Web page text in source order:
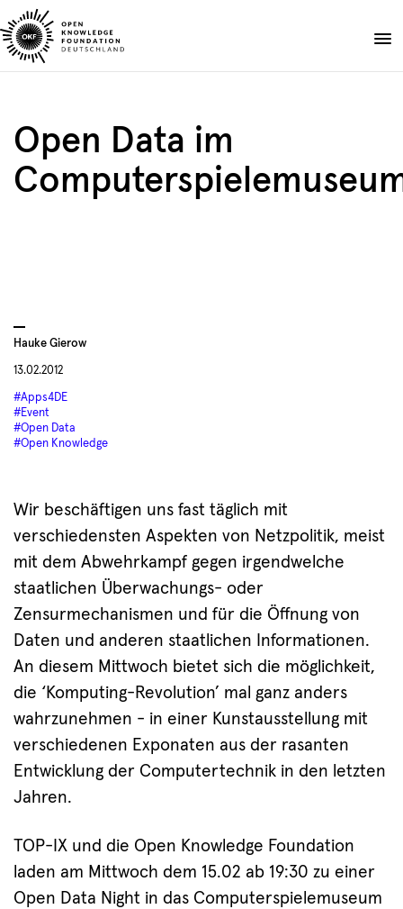
Skip
to
Projekte
Publikationen
Events
Open Data im
Hauke Gierow
13.02.2012
#Apps4DE
#Event
#Open Data
#Open Knowledge
Wir beschäftigen uns fast täglich mit
verschiedensten Aspekten von Netzpolitik, meist
mit dem Abwehrkampf gegen irgendwelche
staatlichen Überwachungs- oder
Zensurmechanismen und für die Öffnung von
Daten und anderen staatlichen Informationen.
An diesem Mittwoch bietet sich die möglichkeit,
die ‘Komputing-Revolution’ mal ganz anders
wahrzunehmen - in einer Kunstausstellung mit
verschiedenen Exponaten aus der rasanten
Entwicklung der Computertechnik in den letzten
Jahren.
TOP-IX und die Open Knowledge Foundation
laden am Mittwoch dem 15.02 ab 19:30 zu einer
Open Data Night in das Computerspielemuseum